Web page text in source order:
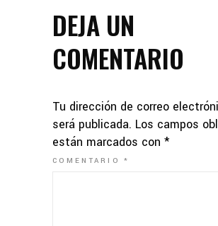
DEJA UN
COMENTARIO
Tu dirección de correo
será publicada. Los campos
están marcados con *
COMENTARIO*